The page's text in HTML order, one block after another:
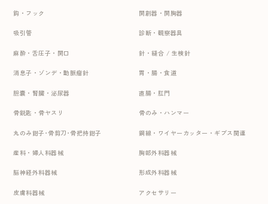
鈎・フック 開創器・開胸器
吸引管 診断・観察器具
麻酔・舌圧子・開口 針・縫合 / 生検針
消息子・ゾンデ・動脈瘤針 胃・腸・食道
胆嚢・腎臓・泌尿器 直腸・肛門
骨鋭匙・骨ヤスリ 骨のみ・ハンマー
丸のみ鉗子･骨剪刀･骨把持鉗子 鋼線・ワイヤーカッター・ギプス関連
産科・婦人科器械 胸部外科器械
脳神経外科器械 形成外科器械
皮膚科器械 アクセサリー